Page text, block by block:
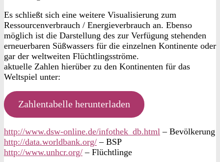
Es schließt sich eine weitere Visualisierung zum
Ressourcenverbrauch / Energieverbrauch an. Ebenso
möglich ist die Darstellung des zur Verfügung stehenden
erneuerbaren Süßwassers für die einzelnen Kontinente oder
gar der weltweiten Flüchtlingsströme.
aktuelle Zahlen hierüber zu den Kontinenten für das
Weltspiel unter:
Zahlentabelle herunterladen
http://www.dsw-online.de/infothek_db.html – Bevölkerung
http://data.worldbank.org/ – BSP
http://www.unhcr.org/ – Flüchtlinge